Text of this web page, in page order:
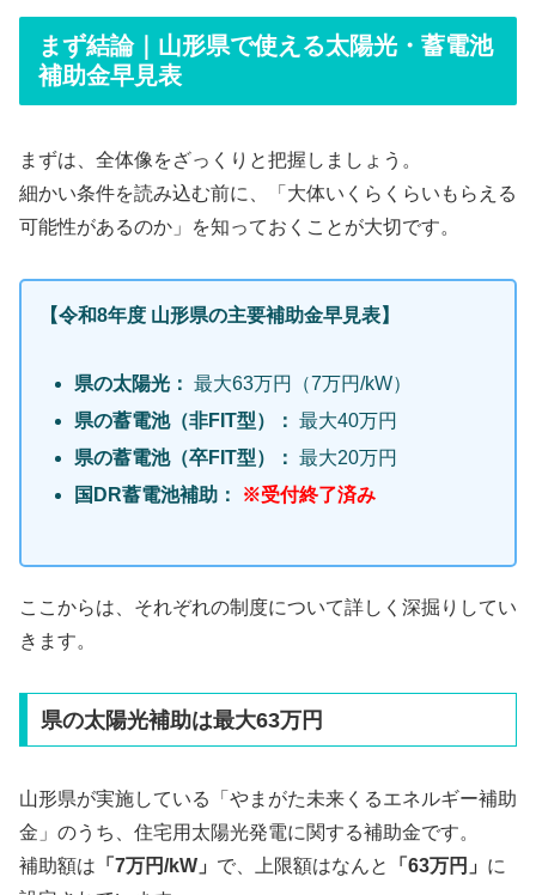
まず結論｜山形県で使える太陽光・蓄電池
補助金早見表
まずは、全体像をざっくりと把握しましょう。
細かい条件を読み込む前に、「大体いくらくらいもらえる
可能性があるのか」を知っておくことが大切です。
【令和8年度 山形県の主要補助金早見表】
県の太陽光： 最大63万円（7万円/kW）
県の蓄電池（非FIT型）： 最大40万円
県の蓄電池（卒FIT型）： 最大20万円
国DR蓄電池補助：
※受付終了済み
ここからは、それぞれの制度について詳しく深掘りしてい
きます。
県の太陽光補助は最大63万円
山形県が実施している「やまがた未来くるエネルギー補助
金」のうち、住宅用太陽光発電に関する補助金です。
補助額は 「7万円/kW」 で、上限額はなんと 「63万円」 に